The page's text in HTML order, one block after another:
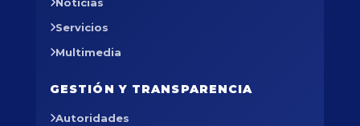
Servicios
Multimedia
GESTIÓN Y TRANSPARENCIA
Autoridades